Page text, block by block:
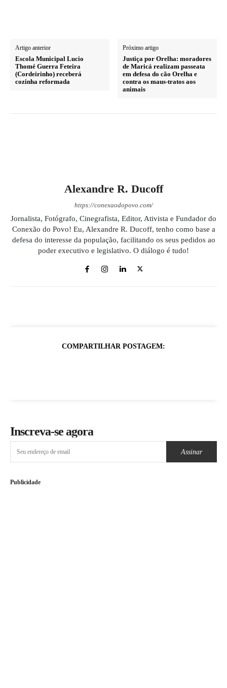
Artigo anterior
Escola Municipal Lucio
Thomé Guerra Feteira
(Cordeirinho) receberá
cozinha reformada
Próximo artigo
Justiça por Orelha: moradores
de Maricá realizam passeata
em defesa do cão Orelha e
contra os maus-tratos aos
animais
Alexandre R. Ducoff
https://conexaodopovo.com/
Jornalista, Fotógrafo, Cinegrafista, Editor, Ativista e Fundador do
Conexão do Povo! Eu, Alexandre R. Ducoff, tenho como base a
defesa do interesse da população, facilitando os seus pedidos ao
poder executivo e legislativo. O diálogo é tudo!
COMPARTILHAR POSTAGEM:
Inscreva-se agora
Assinar
Publicidade